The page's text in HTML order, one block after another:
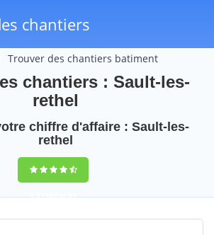
chantiers
Trouver des chantiers batiment
chantiers : Sault-les-
rethel
chiffre d'affaire : Sault-les-
rethel
9,5(100%)49
votes